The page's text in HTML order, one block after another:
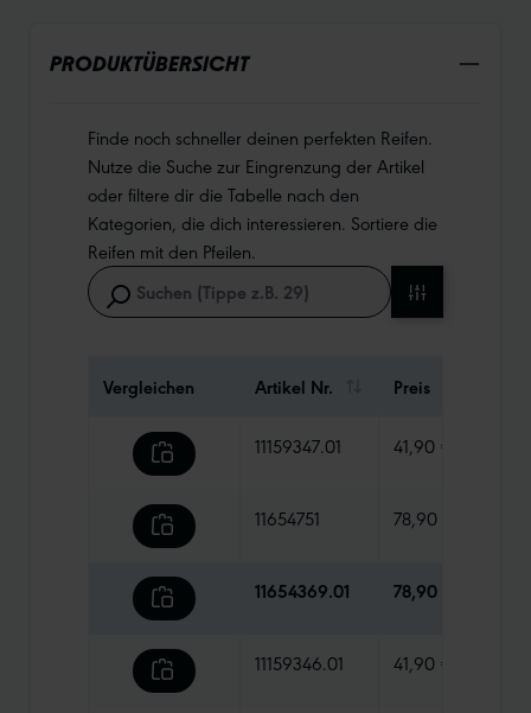
PRODUKTÜBERSICHT
Finde noch schneller deinen perfekten Reifen.
Nutze die Suche zur Eingrenzung der Artikel
oder filtere dir die Tabelle nach den
Kategorien, die dich interessieren. Sortiere die
Reifen mit den Pfeilen.
Vergleichen Artikel Nr. Preis
11159347.01 41,90 €
11654751 78,90 €
11654369.01 78,90 €
11159346.01 41,90 €